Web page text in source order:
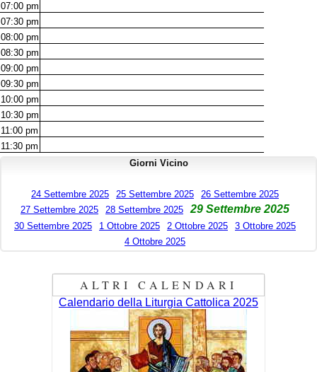
07:00 pm
07:30 pm
08:00 pm
08:30 pm
09:00 pm
09:30 pm
10:00 pm
10:30 pm
11:00 pm
11:30 pm
Giorni Vicino
24 Settembre 2025 25 Settembre 2025
26 Settembre 2025
27 Settembre 2025
28 Settembre 2025 29 Settembre 2025
30 Settembre 2025 1 Ottobre 2025 2 Ottobre 2025
3 Ottobre 2025
4 Ottobre 2025
ALTRI CALENDARI
Calendario della Liturgia Cattolica 2025